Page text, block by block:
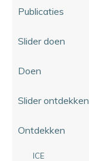
Publicaties
Slider doen
Doen
Slider ontdekken
Ontdekken
ICE